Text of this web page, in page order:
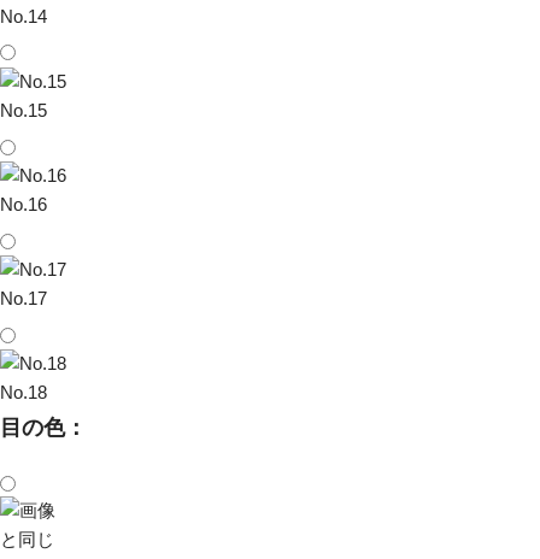
No.14
No.15
No.16
No.17
No.18
目の色：